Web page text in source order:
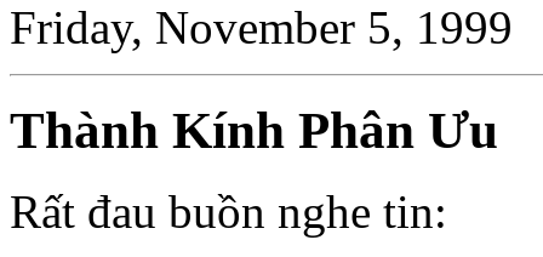
Friday, November 5, 1999
Thành Kính Phân Ưu
Rất đau buồn nghe tin: